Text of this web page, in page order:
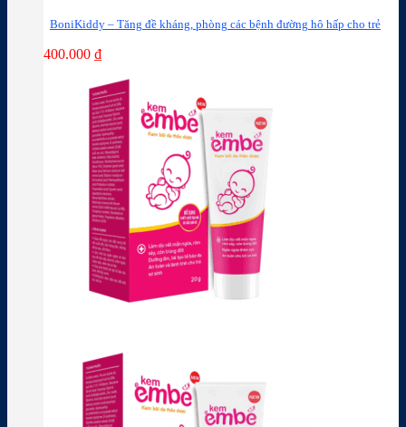
BoniKiddy – Tăng đề kháng, phòng các bệnh đường hô hấp cho trẻ
400.000 ₫